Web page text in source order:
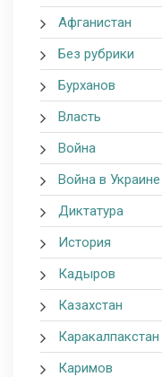
Афганистан
Без рубрики
Бурханов
Власть
Война
Война в Украине
Диктатура
История
Кадыров
Казахстан
Каракалпакстан
Каримов